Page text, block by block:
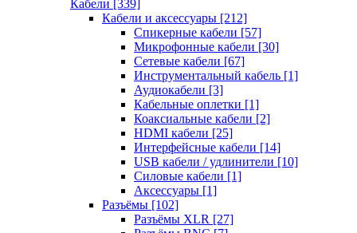
Кабели [339]
Кабели и аксессуары [212]
Спикерные кабели [57]
Микрофонные кабели [30]
Сетевые кабели [67]
Инструментальный кабель [1]
Аудиокабели [3]
Кабельные оплетки [1]
Коаксиальные кабели [2]
HDMI кабели [25]
Интерфейсные кабели [14]
USB кабели / удлинители [10]
Силовые кабели [1]
Аксессуары [1]
Разъёмы [102]
Разъёмы XLR [27]